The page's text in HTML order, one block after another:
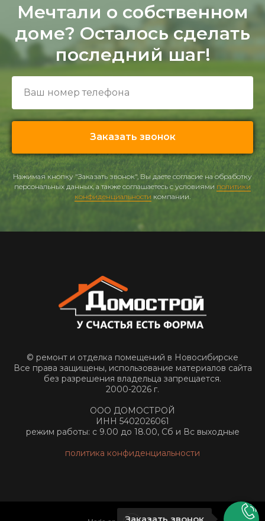
Мечтали о собственном
доме? Осталось сделать
последний шаг!
Заказать звонок
Нажимая кнопку "Заказать звонок", Вы даете согласие на обработку
персональных данных, а также соглашаетесь с условиями политики
конфиденциальности компании.
© ремонт и отделка помещений в Новосибирске
Все права защищены, использование материалов сайта
без разрешения владельца запрещается.
2000-2026 г.
ООО ДОМОСТРОЙ
ИНН 5402026061
режим работы: с 9.00 до 18.00, Сб и Вс выходные
политика конфиденциальности